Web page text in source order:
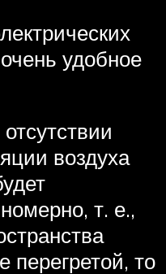
удобное
воздуха
т. е.,
перегретой, то